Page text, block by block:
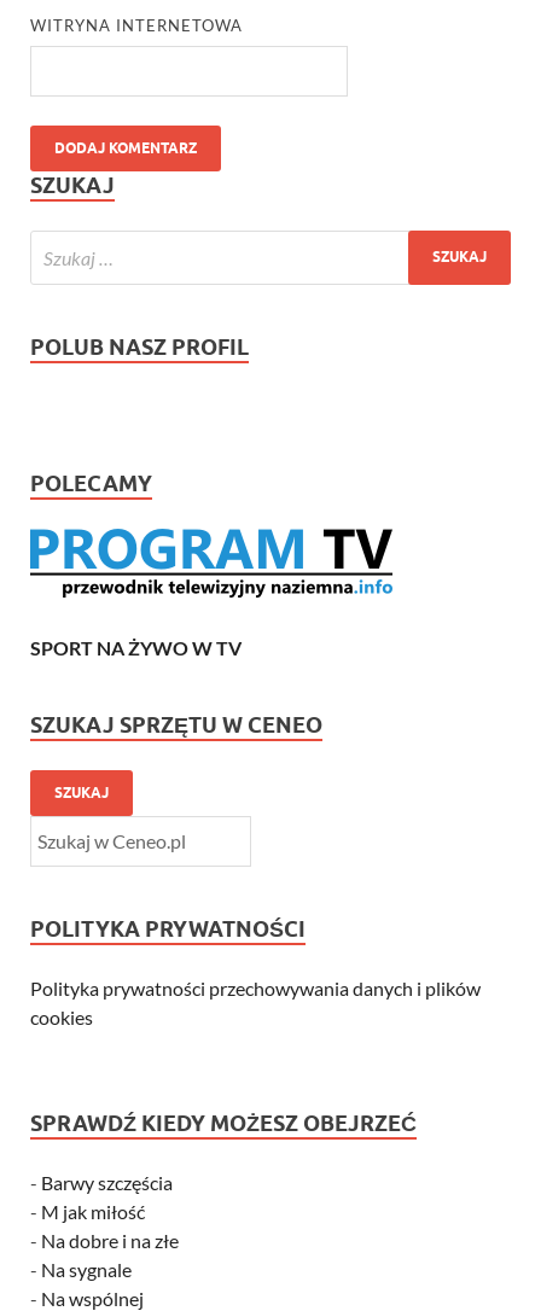
WITRYNA INTERNETOWA
SZUKAJ
POLUB NASZ PROFIL
POLECAMY
SPORT NA ŻYWO W TV
SZUKAJ SPRZĘTU W CENEO
SZUKAJ
POLITYKA PRYWATNOŚCI
Polityka prywatności przechowywania danych i plików
cookies
SPRAWDŹ KIEDY MOŻESZ OBEJRZEĆ
- Barwy szczęścia
- M jak miłość
- Na dobre i na złe
- Na sygnale
- Na wspólnej